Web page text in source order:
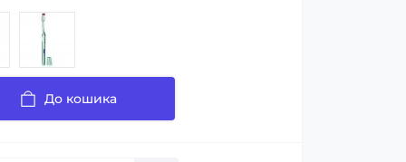
До кошика